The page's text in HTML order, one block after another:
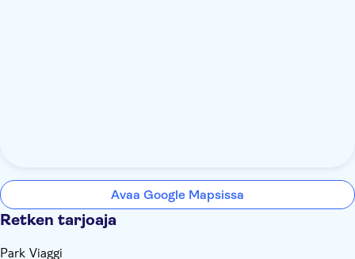
Avaa Google Mapsissa
Retken tarjoaja
Park Viaggi